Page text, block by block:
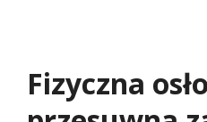
Fizyczna